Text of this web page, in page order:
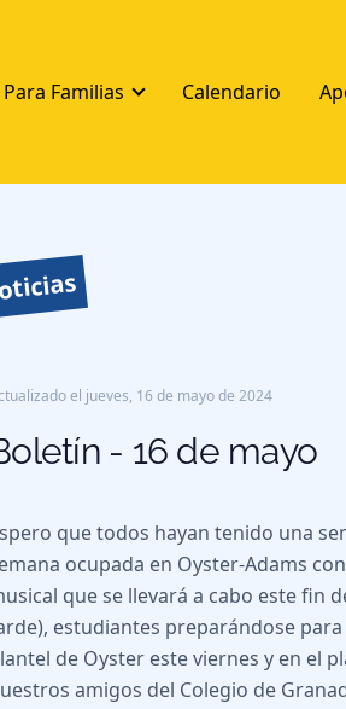
Para Familias Calendario
el jueves, 16 de mayo de 2024
- 16 de mayo
que todos hayan tenido una
ocupada en Oyster-Adams
que se llevará a cabo este fin
estudiantes preparándose para
de Oyster este viernes y en el
amigos del Colegio de